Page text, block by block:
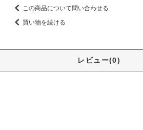
この商品について問い合わせる
買い物を続ける
レビュー(0)